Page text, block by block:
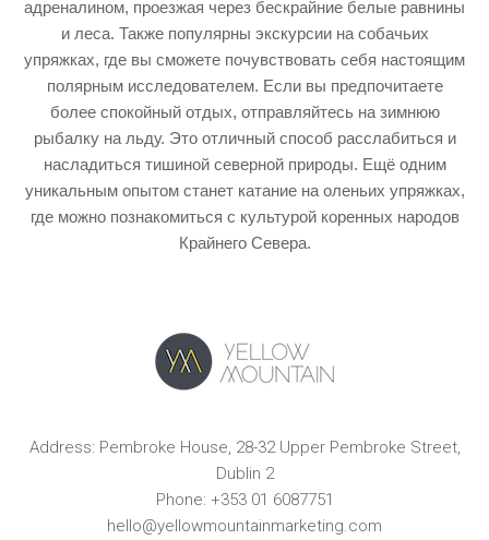
адреналином, проезжая через бескрайние белые равнины
и леса. Также популярны экскурсии на собачьих
упряжках, где вы сможете почувствовать себя настоящим
полярным исследователем. Если вы предпочитаете
более спокойный отдых, отправляйтесь на зимнюю
рыбалку на льду. Это отличный способ расслабиться и
насладиться тишиной северной природы. Ещё одним
уникальным опытом станет катание на оленьих упряжках,
где можно познакомиться с культурой коренных народов
Крайнего Севера.
Address: Pembroke House, 28-32 Upper Pembroke Street,
Dublin 2
Phone: +353 01 6087751
hello@yellowmountainmarketing.com